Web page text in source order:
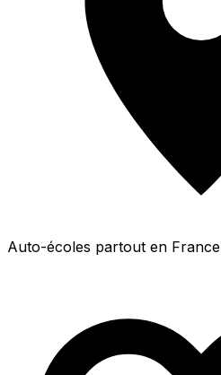
Auto-écoles partout en France